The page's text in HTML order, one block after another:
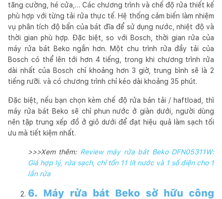
tăng cường, hé cửa,… Các chương trình và chế độ rửa thiết kế
phù hợp với từng tải rửa thực tế. Hệ thống cảm biến làm nhiệm
vụ phân tích độ bẩn của bát đĩa để sử dụng nước, nhiệt độ và
thời gian phù hợp. Đặc biệt, so với Bosch, thời gian rửa của
máy rửa bát Beko ngắn hơn. Một chu trình rửa đầy tải của
Bosch có thể lên tới hơn 4 tiếng, trong khi chương trình rửa
dài nhất của Bosch chỉ khoảng hơn 3 giờ, trung bình sẽ là 2
tiếng rưỡi. và có chương trình chỉ kéo dài khoảng 35 phút.
Đặc biệt, nếu bạn chọn kèm chế độ rửa bán tải / haftload, thì
máy rửa bát Beko sẽ chỉ phun nước ở giàn dưới, người dùng
nên tập trung xếp đồ ở giỏ dưới để đạt hiệu quả làm sạch tối
ưu mà tiết kiệm nhất.
>>>Xem thêm: Review máy rửa bát Beko DFN05311W:
Giá hợp lý, rửa sạch, chỉ tốn 11 lít nước và 1 số điện cho 1
lần rửa
6. Máy rửa bát Beko sở hữu công